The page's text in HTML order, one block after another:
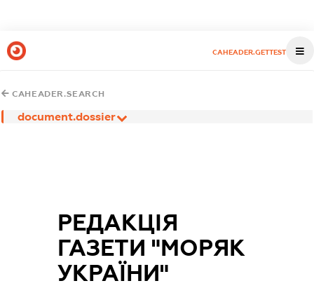
CAHEADER.GETTEST
CAHEADER.SEARCH
document.dossier
РЕДАКЦІЯ
ГАЗЕТИ "МОРЯК
УКРАЇНИ"